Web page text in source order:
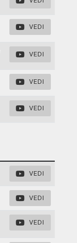
VEDI
VEDI
VEDI
VEDI
VEDI
VEDI
VEDI